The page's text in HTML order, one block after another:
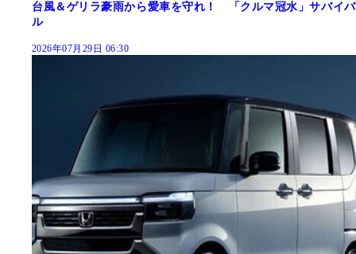
台風＆ゲリラ豪雨から愛車を守れ！ 「クルマ冠水」サバイバ
ル
2026年07月29日 06:30